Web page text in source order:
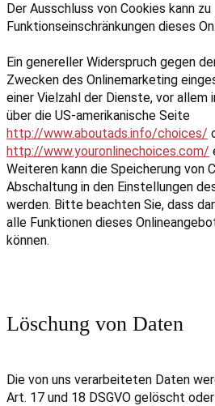
Der Ausschluss von Cookies kann zu
Funktionseinschränkungen dieses
Ein genereller Widerspruch gegen
Zwecken des Onlinemarketing
einer Vielzahl der Dienste, vor allem
über die US-amerikanische Seite
http://www.aboutads.info/choices/
http://www.youronlinechoices.com/
Weiteren kann die Speicherung von
Abschaltung in den Einstellungen
werden. Bitte beachten Sie, dass
alle Funktionen dieses
können.
Löschung von Daten
Die von uns verarbeiteten Daten
Art. 17 und 18 DSGVO gelöscht